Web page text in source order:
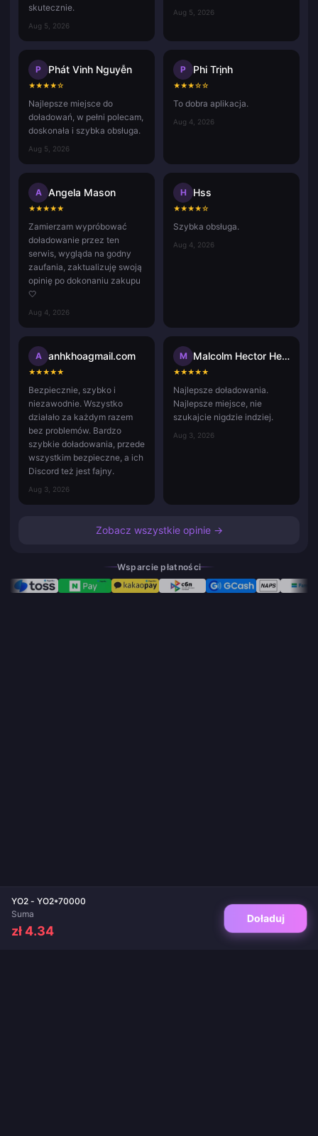
YO2 - YO2*70000
Suma
zł 4.34
Doładuj
skutecznie.
Aug 5, 2026
Aug 5, 2026
P Phát Vinh Nguyễn
★★★★☆
Najlepsze miejsce do
doładowań, w pełni polecam,
doskonała i szybka obsługa.
Aug 5, 2026
P Phi Trịnh
★★★☆☆
To dobra aplikacja.
Aug 4, 2026
A Angela Mason
★★★★★
Zamierzam wypróbować
doładowanie przez ten
serwis, wygląda na godny
zaufania, zaktualizuję swoją
opinię po dokonaniu zakupu
🤍
Aug 4, 2026
H Hss
★★★★☆
Szybka obsługa.
Aug 4, 2026
A anhkhoagmail.com
★★★★★
Bezpiecznie, szybko i
niezawodnie. Wszystko
działało za każdym razem
bez problemów. Bardzo
szybkie doładowania, przede
wszystkim bezpieczne, a ich
Discord też jest fajny.
Aug 3, 2026
M Malcolm Hector Herce
★★★★★
Najlepsze doładowania.
Najlepsze miejsce, nie
szukajcie nigdzie indziej.
Aug 3, 2026
Zobacz wszystkie opinie →
Wsparcie płatności